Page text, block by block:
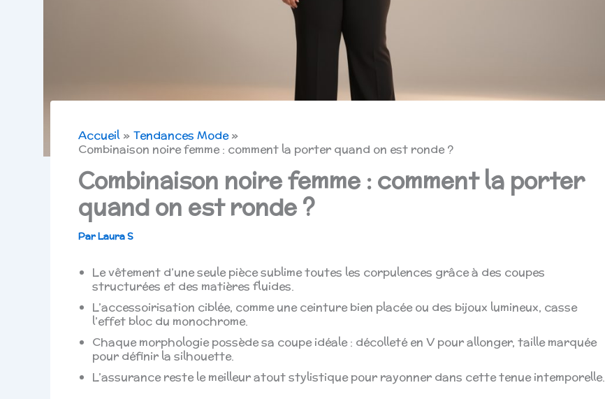
Accueil
Tendances Mode
Combinaison noire femme : comment la porter quand on est ronde ?
Combinaison noire femme : comment la porter
quand on est ronde ?
ParLaura S
Le vêtement d’une seule pièce sublime toutes les corpulences grâce à des coupes
structurées et des matières fluides.
L’accessoirisation ciblée, comme une ceinture bien placée ou des bijoux lumineux, casse
l’effet bloc du monochrome.
Chaque morphologie possède sa coupe idéale : décolleté en V pour allonger, taille marquée
pour définir la silhouette.
L’assurance reste le meilleur atout stylistique pour rayonner dans cette tenue intemporelle.